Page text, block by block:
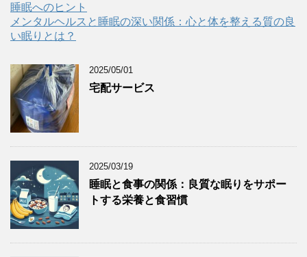
睡眠へのヒント
メンタルヘルスと睡眠の深い関係：心と体を整える質の良
い眠りとは？
2025/05/01
宅配サービス
2025/03/19
睡眠と食事の関係：良質な眠りをサポー
トする栄養と食習慣